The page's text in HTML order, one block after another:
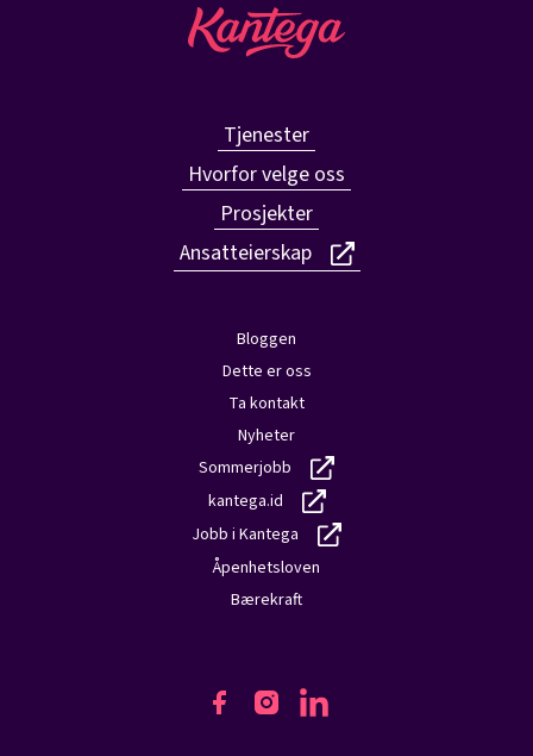
Tjenester
Hvorfor velge oss
Prosjekter
Ansatteierskap
Bloggen
Dette er oss
Ta kontakt
Nyheter
Sommerjobb
kantega.id
Jobb i Kantega
Åpenhetsloven
Bærekraft